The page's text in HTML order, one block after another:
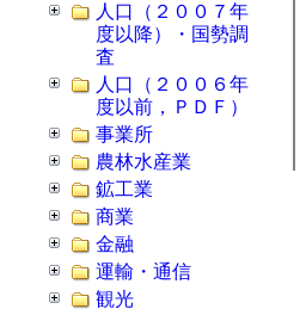
人口（２００７年
度以降）・国勢調
査
人口（２００６年
度以前，ＰＤＦ）
事業所
農林水産業
鉱工業
商業
金融
運輸・通信
観光